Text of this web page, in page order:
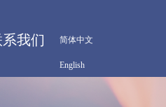
我们 简体中文
English